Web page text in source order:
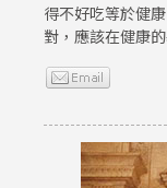
得不好吃等於健
對，應該在健康